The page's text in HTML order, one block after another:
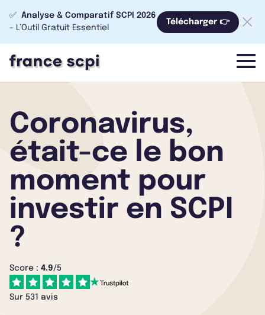
✅ Analyse & Comparatif SCPI 2026
- L’Outil Gratuit Essentiel
Télécharger 👉
menu
Coronavirus,
était-ce le bon
moment pour
investir en SCPI
?
Score : 4.9/5
Sur 531 avis